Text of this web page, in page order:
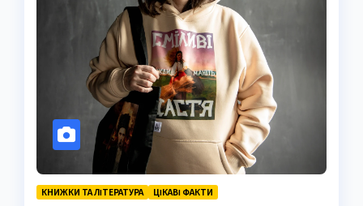
КНИЖКИ ТА ЛІТЕРАТУРА ЦІКАВІ ФАКТИ